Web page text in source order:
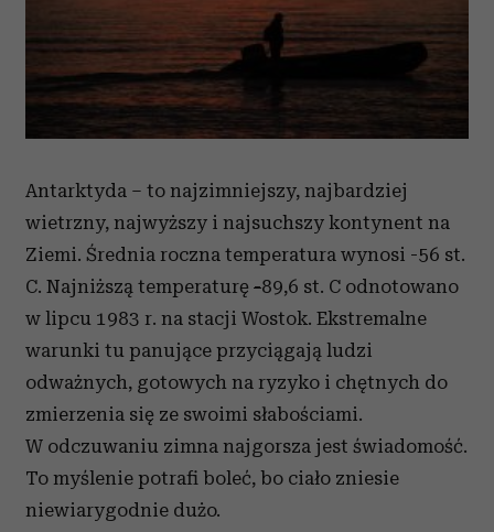
Antarktyda – to najzimniejszy, najbardziej
wietrzny, najwyższy i najsuchszy kontynent na
Ziemi. Średnia roczna temperatura wynosi -56 st.
C. Najniższą temperaturę -89,6 st. C odnotowano
w lipcu 1983 r. na stacji Wostok. Ekstremalne
warunki tu panujące przyciągają ludzi
odważnych, gotowych na ryzyko i chętnych do
zmierzenia się ze swoimi słabościami.
W odczuwaniu zimna najgorsza jest świadomość.
To myślenie potrafi boleć, bo ciało zniesie
niewiarygodnie dużo.